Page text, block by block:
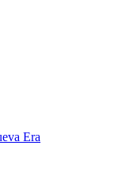
Era